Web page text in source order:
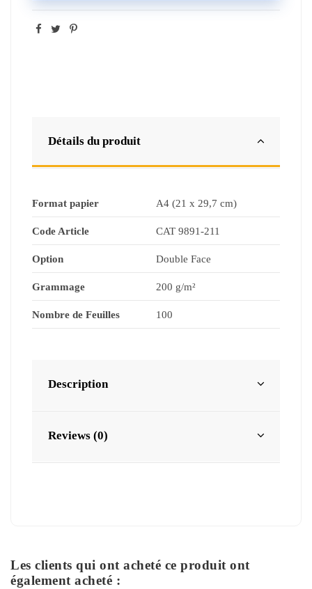
Détails du produit
Format papier A4 (21 x 29,7 cm)
Code Article CAT 9891-211
Option Double Face
Grammage 200 g/m²
Nombre de Feuilles 100
Description
Reviews (0)
Les clients qui ont acheté ce produit ont
également acheté :